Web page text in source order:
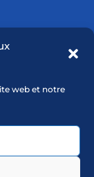
web et notre